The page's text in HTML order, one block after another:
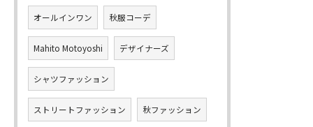
オールインワン 秋服コーデ
Mahito Motoyoshi デザイナーズ
シャツファッション
ストリートファッション 秋ファッション